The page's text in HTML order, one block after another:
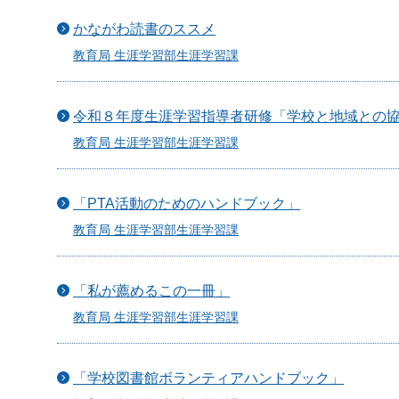
かながわ読書のススメ
教育局 生涯学習部生涯学習課
令和８年度生涯学習指導者研修「学校と地域との
教育局 生涯学習部生涯学習課
「PTA活動のためのハンドブック」
教育局 生涯学習部生涯学習課
「私が薦めるこの一冊」
教育局 生涯学習部生涯学習課
「学校図書館ボランティアハンドブック」